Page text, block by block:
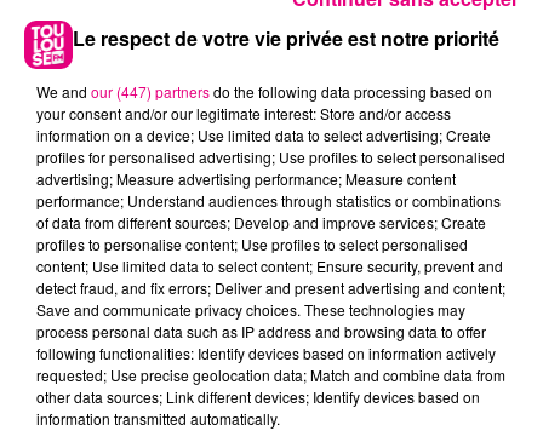
22 juillet 2026
Toulouse : circulation perturbée dans le
secteur François Verdier...
Le respect de votre vie privée est notre priorité
We and our (447) partnersdo the following data processing based on
your consent and/or our legitimate interest: Store and/or access
information on a device; Use limited data to select advertising; Create
profiles for personalised advertising; Use profiles to select personalised
advertising; Measure advertising performance; Measure content
performance; Understand audiences through statistics or combinations
of data from different sources; Develop and improve services; Create
profiles to personalise content; Use profiles to select personalised
content; Use limited data to select content; Ensure security, prevent and
detect fraud, and fix errors; Deliver and present advertising and content;
Save and communicate privacy choices. These technologies may
process personal data such as IP address and browsing data to offer
following functionalities: Identify devices based on information actively
requested; Use precise geolocation data; Match and combine data from
other data sources; Link different devices; Identify devices based on
information transmitted automatically.